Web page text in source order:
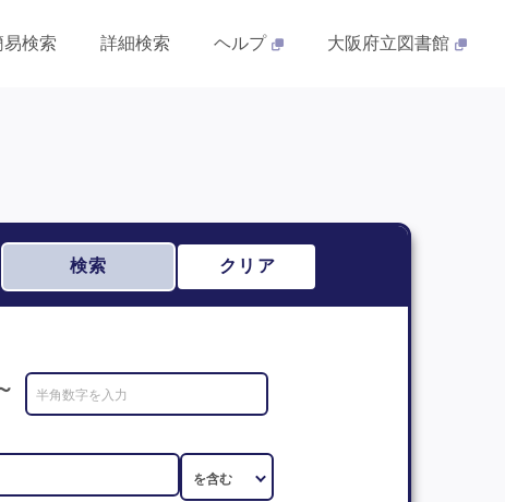
易検索 詳細検索 ヘルプ 大阪府立図書館
検索 クリア